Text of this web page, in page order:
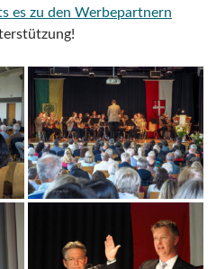
es zu den Werbepartnern